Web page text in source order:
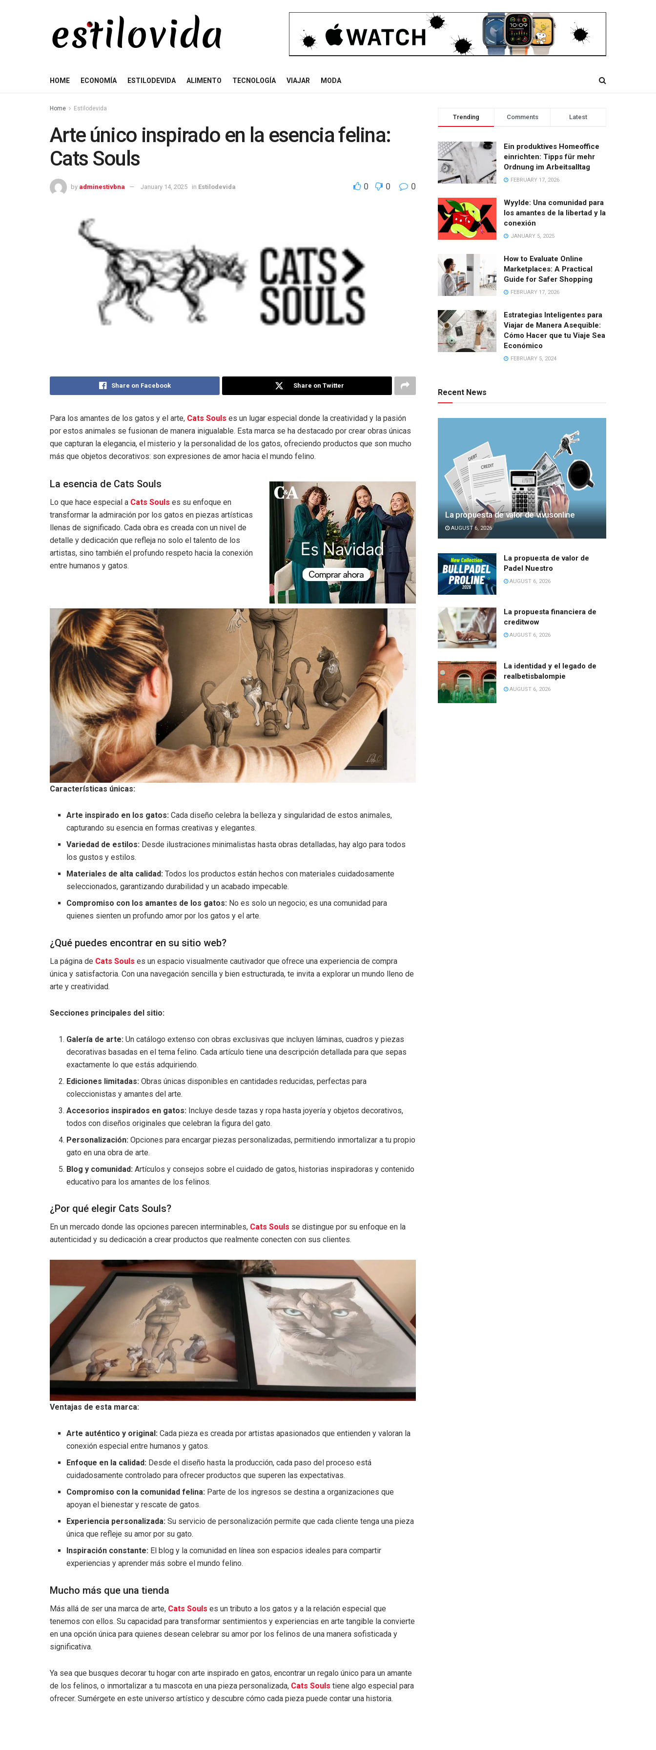
HOME ECONOMÍA ESTILODEVIDA ALIMENTO TECNOLOGÍA VIAJAR MODA
Home Estilodevida
Arte único inspirado en la esencia felina:
Cats Souls
by adminestivbna January 14, 2025 in Estilodevida 0 0 0
Share on Facebook Share on Twitter
Para los amantes de los gatos y el arte, Cats Souls es un lugar especial donde la creatividad y la pasión
por estos animales se fusionan de manera inigualable. Esta marca se ha destacado por crear obras únicas
que capturan la elegancia, el misterio y la personalidad de los gatos, ofreciendo productos que son mucho
más que objetos decorativos: son expresiones de amor hacia el mundo felino.
La esencia de Cats Souls
Lo que hace especial a Cats Souls es su enfoque en
transformar la admiración por los gatos en piezas artísticas
llenas de significado. Cada obra es creada con un nivel de
detalle y dedicación que refleja no solo el talento de los
artistas, sino también el profundo respeto hacia la conexión
entre humanos y gatos.
Características únicas:
Arte inspirado en los gatos: Cada diseño celebra la belleza y singularidad de estos animales,
capturando su esencia en formas creativas y elegantes.
Variedad de estilos: Desde ilustraciones minimalistas hasta obras detalladas, hay algo para todos
los gustos y estilos.
Materiales de alta calidad: Todos los productos están hechos con materiales cuidadosamente
seleccionados, garantizando durabilidad y un acabado impecable.
Compromiso con los amantes de los gatos: No es solo un negocio; es una comunidad para
quienes sienten un profundo amor por los gatos y el arte.
¿Qué puedes encontrar en su sitio web?
La página de Cats Souls es un espacio visualmente cautivador que ofrece una experiencia de compra
única y satisfactoria. Con una navegación sencilla y bien estructurada, te invita a explorar un mundo lleno de
arte y creatividad.
Secciones principales del sitio:
Galería de arte: Un catálogo extenso con obras exclusivas que incluyen láminas, cuadros y piezas
decorativas basadas en el tema felino. Cada artículo tiene una descripción detallada para que sepas
exactamente lo que estás adquiriendo.
Ediciones limitadas: Obras únicas disponibles en cantidades reducidas, perfectas para
coleccionistas y amantes del arte.
Accesorios inspirados en gatos: Incluye desde tazas y ropa hasta joyería y objetos decorativos,
todos con diseños originales que celebran la figura del gato.
Personalización: Opciones para encargar piezas personalizadas, permitiendo inmortalizar a tu propio
gato en una obra de arte.
Blog y comunidad: Artículos y consejos sobre el cuidado de gatos, historias inspiradoras y contenido
educativo para los amantes de los felinos.
¿Por qué elegir Cats Souls?
En un mercado donde las opciones parecen interminables, Cats Souls se distingue por su enfoque en la
autenticidad y su dedicación a crear productos que realmente conecten con sus clientes.
Ventajas de esta marca:
Arte auténtico y original: Cada pieza es creada por artistas apasionados que entienden y valoran la
conexión especial entre humanos y gatos.
Enfoque en la calidad: Desde el diseño hasta la producción, cada paso del proceso está
cuidadosamente controlado para ofrecer productos que superen las expectativas.
Compromiso con la comunidad felina: Parte de los ingresos se destina a organizaciones que
apoyan el bienestar y rescate de gatos.
Experiencia personalizada: Su servicio de personalización permite que cada cliente tenga una pieza
única que refleje su amor por su gato.
Inspiración constante: El blog y la comunidad en línea son espacios ideales para compartir
experiencias y aprender más sobre el mundo felino.
Mucho más que una tienda
Más allá de ser una marca de arte, Cats Souls es un tributo a los gatos y a la relación especial que
tenemos con ellos. Su capacidad para transformar sentimientos y experiencias en arte tangible la convierte
en una opción única para quienes desean celebrar su amor por los felinos de una manera sofisticada y
significativa.
Ya sea que busques decorar tu hogar con arte inspirado en gatos, encontrar un regalo único para un amante
de los felinos, o inmortalizar a tu mascota en una pieza personalizada, Cats Souls tiene algo especial para
ofrecer. Sumérgete en este universo artístico y descubre cómo cada pieza puede contar una historia.
Trending Comments Latest
Ein produktives Homeoffice
einrichten: Tipps für mehr
Ordnung im Arbeitsalltag
FEBRUARY 17, 2026
Wyylde: Una comunidad para
los amantes de la libertad y la
conexión
JANUARY 5, 2025
How to Evaluate Online
Marketplaces: A Practical
Guide for Safer Shopping
FEBRUARY 17, 2026
Estrategias Inteligentes para
Viajar de Manera Asequible:
Cómo Hacer que tu Viaje Sea
Económico
FEBRUARY 5, 2024
Recent News
La propuesta de valor de vivusonline
AUGUST 6, 2026
La propuesta de valor de
Padel Nuestro
AUGUST 6, 2026
La propuesta financiera de
creditwow
AUGUST 6, 2026
La identidad y el legado de
realbetisbalompie
AUGUST 6, 2026